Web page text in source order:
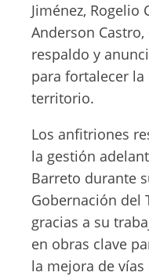
Jiménez, Rogelio
Anderson
respaldo y
para fortalecer
territorio.
Los anfitriones
la gestión
Barreto durante
Gobernación del
gracias a su
en obras clave
la mejora de vías